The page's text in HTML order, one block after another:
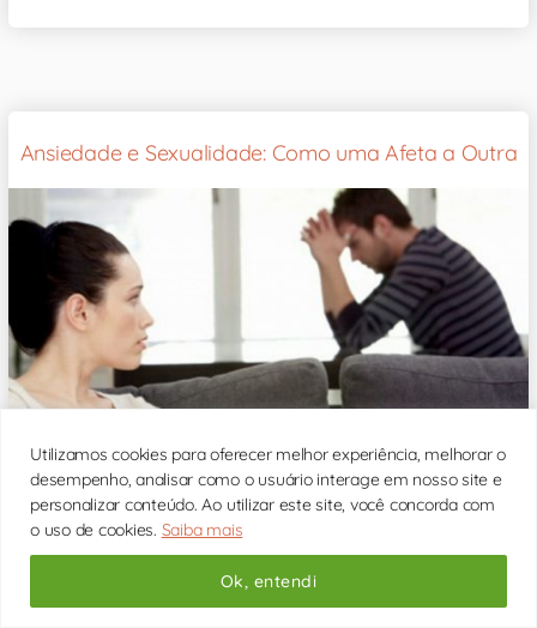
Utilizamos cookies para oferecer melhor experiência, melhorar o
desempenho, analisar como o usuário interage em nosso site e
personalizar conteúdo. Ao utilizar este site, você concorda com
o uso de cookies. Saiba mais
Ok, entendi
Ansiedade e Sexualidade: Como uma Afeta a Outra
A ansiedade é uma doença moderna que pode impactar
todas as áreas da nossa vida. Dentre elas, os
relacionamentos e a vida sexual são enormemente
influenciadas por quadros de ansiedade, [...]